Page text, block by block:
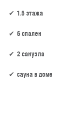
1.5 этажа
6 спален
2 санузла
сауна в доме